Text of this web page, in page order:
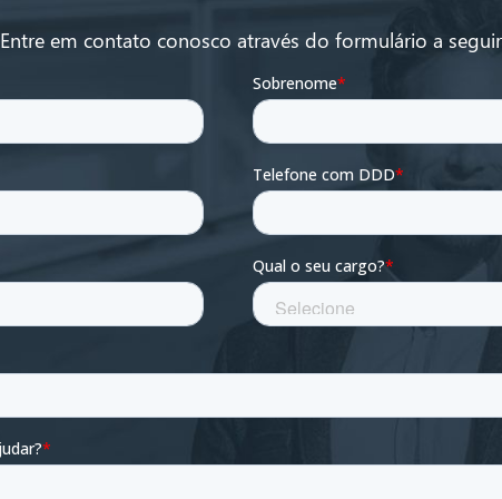
Entre em contato conosco através do formulário a